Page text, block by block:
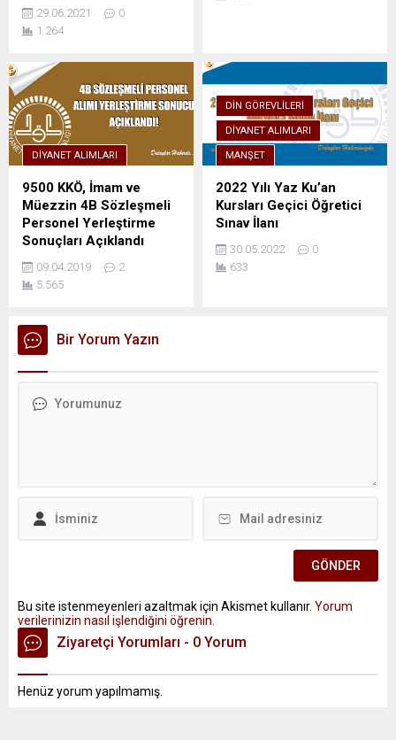
29.06.2021
0
1.264
DIYANET ALIMLARI
9500 KKÖ, İmam ve
Müezzin 4B Sözleşmeli
Personel Yerleştirme
Sonuçları Açıklandı
09.04.2019
2
5.565
DIN GÖREVLILERI
DIYANET ALIMLARI
MANŞET
2022 Yılı Yaz Ku’an
Kursları Geçici Öğretici
Sınav İlanı
30.05.2022
0
633
Bir Yorum Yazın
Bu site istenmeyenleri azaltmak için Akismet kullanır. Yorum
verilerinizin nasıl işlendiğini öğrenin.
Ziyaretçi Yorumları - 0 Yorum
Henüz yorum yapılmamış.